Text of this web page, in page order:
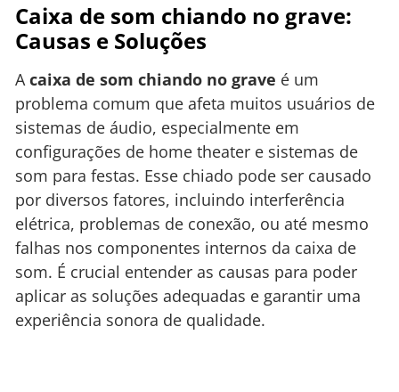
Caixa de som chiando no grave:
Causas e Soluções
Acaixa de som chiando no grave é um
problema comum que afeta muitos usuários de
sistemas de áudio, especialmente em
configurações de home theater e sistemas de
som para festas. Esse chiado pode ser causado
por diversos fatores, incluindo interferência
elétrica, problemas de conexão, ou até mesmo
falhas nos componentes internos da caixa de
som. É crucial entender as causas para poder
aplicar as soluções adequadas e garantir uma
experiência sonora de qualidade.